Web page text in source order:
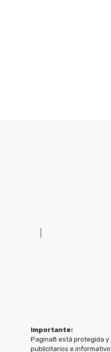
Importante:
Pagina8 está protegida y
publicitarios e